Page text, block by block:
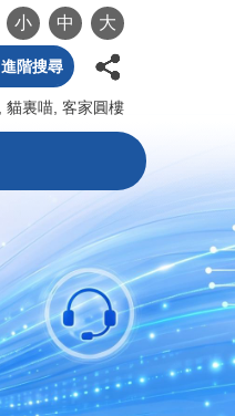
小 中 大
進階搜尋
貓裏喵 客家圓樓